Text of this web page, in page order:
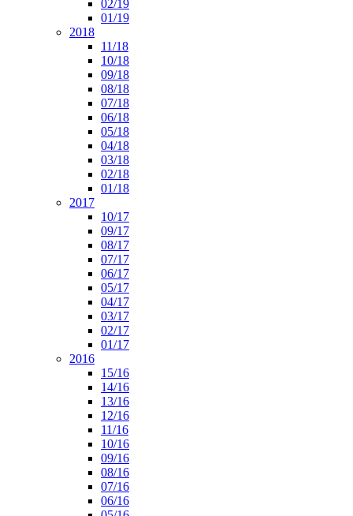
02/19
01/19
2018
11/18
10/18
09/18
08/18
07/18
06/18
05/18
04/18
03/18
02/18
01/18
2017
10/17
09/17
08/17
07/17
06/17
05/17
04/17
03/17
02/17
01/17
2016
15/16
14/16
13/16
12/16
11/16
10/16
09/16
08/16
07/16
06/16